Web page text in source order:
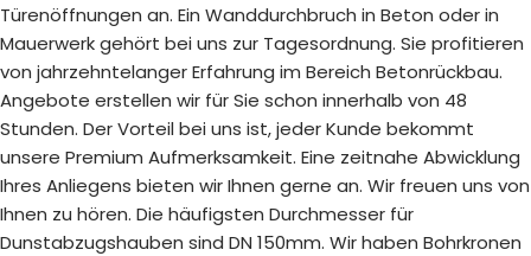
Türenöffnungen an. Ein Wanddurchbruch in Beton oder in
Mauerwerk gehört bei uns zur Tagesordnung. Sie profitieren
von jahrzehntelanger Erfahrung im Bereich Betonrückbau.
Angebote erstellen wir für Sie schon innerhalb von 48
Stunden. Der Vorteil bei uns ist, jeder Kunde bekommt
unsere Premium Aufmerksamkeit. Eine zeitnahe Abwicklung
Ihres Anliegens bieten wir Ihnen gerne an. Wir freuen uns von
Ihnen zu hören. Die häufigsten Durchmesser für
Dunstabzugshauben sind DN 150mm. Wir haben Bohrkronen